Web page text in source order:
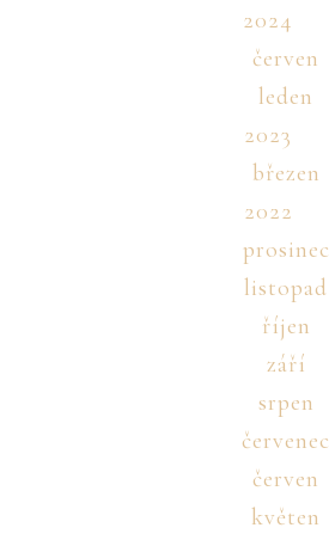
2024
červen
leden
2023
březen
2022
prosinec
listopad
říjen
září
srpen
červenec
červen
květen